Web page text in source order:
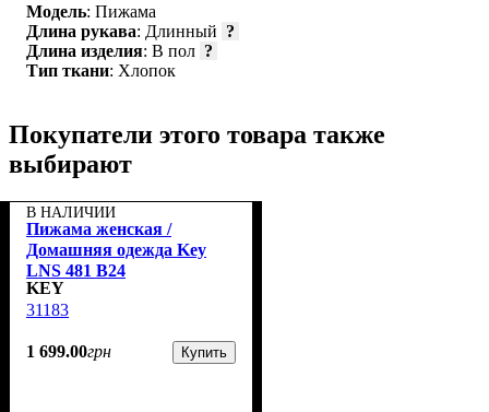
Модель: Пижама
Длина рукава: Длинный ?
Длина изделия: В пол ?
Тип ткани: Хлопок
Покупатели этого товара также
выбирают
В НАЛИЧИИ
Пижама женская /
Домашняя одежда Key
LNS 481 B24
KEY
31183
1 699.00грн Купить